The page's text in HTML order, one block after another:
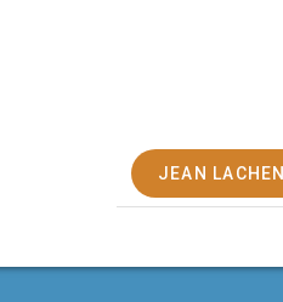
JEAN